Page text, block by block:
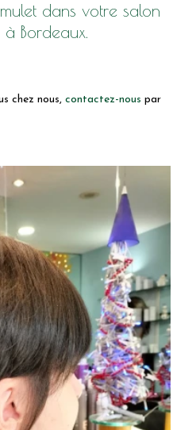
dans votre salon
Bordeaux.
chez nous, contactez-nous par